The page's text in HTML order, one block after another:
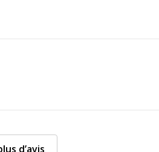
d’avis